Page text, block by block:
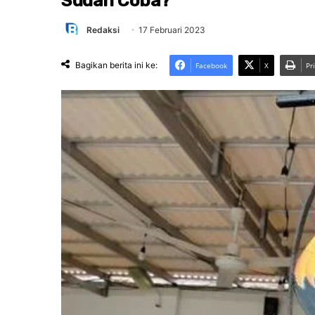
Redaksi 17 Februari 2023
Bagikan berita ini ke: Facebook X